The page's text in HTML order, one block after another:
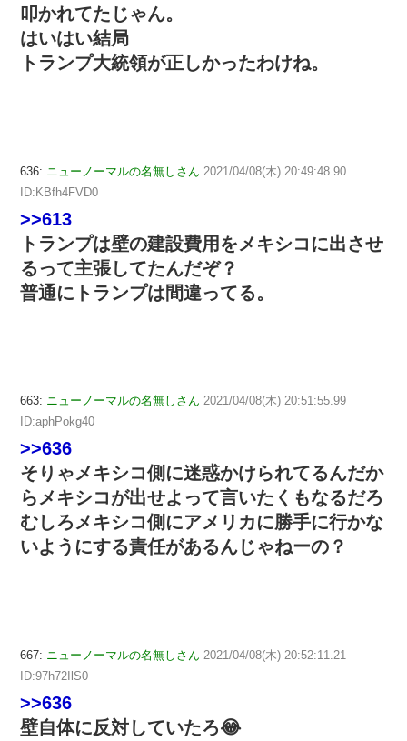
叩かれてたじゃん。
はいはい結局
トランプ大統領が正しかったわけね。
636: ニューノーマルの名無しさん 2021/04/08(木) 20:49:48.90
ID:KBfh4FVD0
>>613
トランプは壁の建設費用をメキシコに出させ
るって主張してたんだぞ？
普通にトランプは間違ってる。
663: ニューノーマルの名無しさん 2021/04/08(木) 20:51:55.99
ID:aphPokg40
>>636
そりゃメキシコ側に迷惑かけられてるんだか
らメキシコが出せよって言いたくもなるだろ
むしろメキシコ側にアメリカに勝手に行かな
いようにする責任があるんじゃねーの？
667: ニューノーマルの名無しさん 2021/04/08(木) 20:52:11.21
ID:97h72IlS0
>>636
壁自体に反対していたろ😂